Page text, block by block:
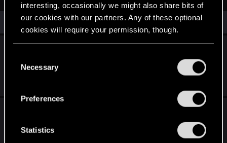
interesting, occasionally we might also share bits of
our cookies with our partners. Any of these optional
cookies will require your permission, though.
and tweak your preferences regarding them in the
Necessary
Preferences
Statistics
Similar threads
Zagraj przedpremierowo w Cyberpunka
2077: Ultimate Edition na Nintendo Switch 2!
The Witcher 3 REDkit — Konkurs Modderski
Oct 25, 2024